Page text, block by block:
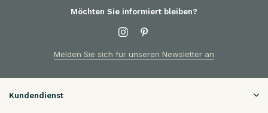
Möchten Sie informiert bleiben?
Melden Sie sich für unseren Newsletter an
Kundendienst